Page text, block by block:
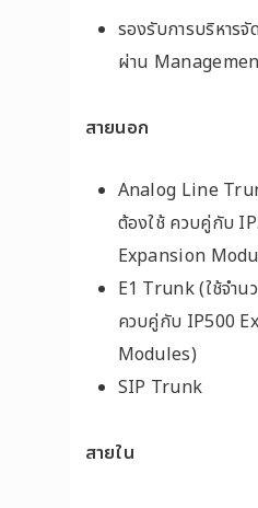
รองรับการบริหาร
ผ่าน
สายนอก
Analog Line
ต้องใช้ ควบคู่กับ
Expansion
E1 Trunk (ใช้จำน
ควบคู่กับ IP500
Modules)
SIP Trunk
สายใน